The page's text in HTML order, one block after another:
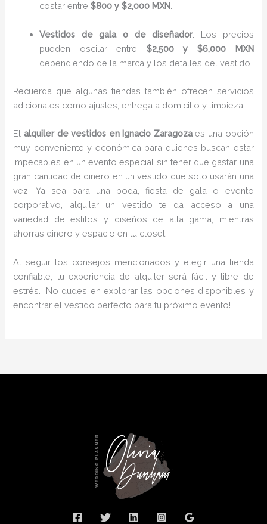
costar entre$800 y $2,000 MXN.
Vestidos de gala o de diseñador: Los precios
pueden oscilar entre $2,500 y $6,000 MXN
dependiendo de la marca y los detalles del vestido.
Recuerda que algunas tiendas también ofrecen servicios
adicionales como ajustes, entrega a domicilio y limpieza,
Elalquiler de vestidos en Ignacio Zaragozaes una opción
muy conveniente y económica para quienes buscan estar
impecables en un evento especial sin tener que gastar una
gran cantidad de dinero en un vestido que solo usarán una
vez. Ya sea para una boda, fiesta de gala o evento
corporativo, alquilar un vestido te da acceso a una
variedad de estilos y diseños de alta gama, mientras
ahorras dinero y espacio en tu closet.
Al seguir los consejos mencionados y elegir una tienda
confiable, tu experiencia de alquiler será fácil y libre de
estrés. ¡No dudes en explorar las opciones disponibles y
encontrar el vestido perfecto para tu próximo evento!